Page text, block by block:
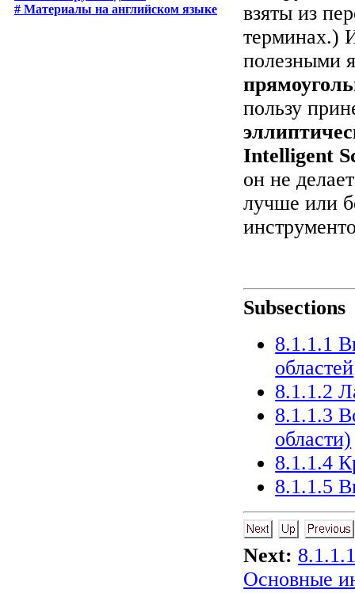
# Материалы на английском языке
взяты из
терминах.)
полезными
пользу
Intelligent
он не
лучше или
Subsections
8.1.1.1
областей
8.1.1.2
8.1.1.3
области)
8.1.1.4
8.1.1.5
Next:
Основные